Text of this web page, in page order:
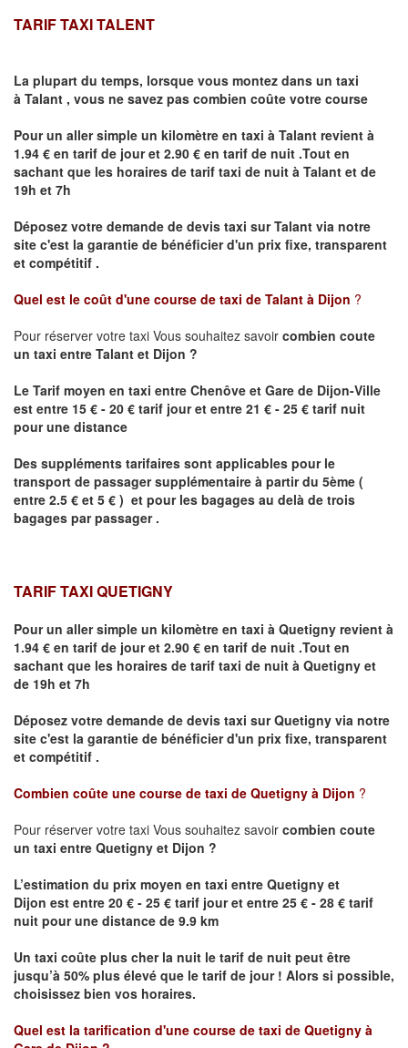
TARIF TAXI TALENT
La plupart du temps, lorsque vous montez dans un taxi
à Talant , vous ne savez pas combien coûte votre course
Pour un aller simple un kilomètre en taxi à Talant revient à
1.94 € en tarif de jour et 2.90 € en tarif de nuit .Tout en
sachant que les horaires de tarif taxi de nuit à Talant et de
19h et 7h
Déposez votre demande de devis taxi surTalant via notre
site c'est la garantie de bénéficier d'un prix fixe, transparent
et compétitif .
Quel est le coût d'une course de taxi de Talant à Dijon ?
Pour réserver votre taxi Vous souhaitez savoir combien coute
un taxi entre Talant et Dijon ?
Le Tarif moyen en taxi entre Chenôve et Gare de Dijon-Ville
est entre 15 € - 20 € tarif jour et entre 21 € - 25 € tarif nuit
pour une distance
Des suppléments tarifaires sont applicables pour le
transport de passager supplémentaire à partir du 5ème (
entre 2.5 € et 5 € ) et pour les bagages au delà de trois
bagages par passager .
TARIF TAXI QUETIGNY
Pour un aller simple un kilomètre en taxi à Quetigny revient à
1.94 € en tarif de jour et 2.90 € en tarif de nuit .Tout en
sachant que les horaires de tarif taxi de nuit à Quetigny et
de 19h et 7h
Déposez votre demande de devis taxi surQuetigny via notre
site c'est la garantie de bénéficier d'un prix fixe, transparent
et compétitif .
Combien coûte une course de taxi de Quetigny à Dijon ?
Pour réserver votre taxi Vous souhaitez savoir combien coute
un taxi entre Quetigny et Dijon ?
L’estimation du prix moyen en taxi entre Quetigny et
Dijon est entre 20 € - 25 € tarif jour et entre 25 € - 28 € tarif
nuit pour une distance de 9.9 km
Un taxi coûte plus cher la nuit le tarif de nuit peut être
jusqu’à 50% plus élevé que le tarif de jour ! Alors si possible,
choisissez bien vos horaires.
Quel est la tarification d'une course de taxi de Quetigny à